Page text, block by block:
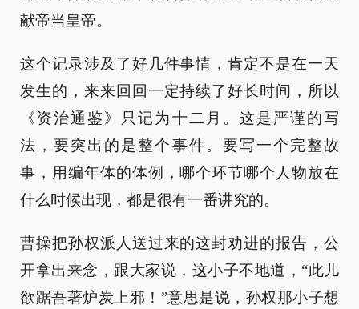
献帝当皇帝。
这个记录涉及了好几件事情，肯定不是在一天
发生的，来来回回一定持续了好长时间，所以
《资治通鉴》只记为十二月。这是严谨的写
法，要突出的是整个事件。要写一个完整故
事，用编年体的体例，哪个环节哪个人物放在
什么时候出现，都是很有一番讲究的。
曹操把孙权派人送过来的这封劝进的报告，公
开拿出来念，跟大家说，这小子不地道，“此儿
欲踞吾著炉炭上邪！”意思是说，孙权那小子想